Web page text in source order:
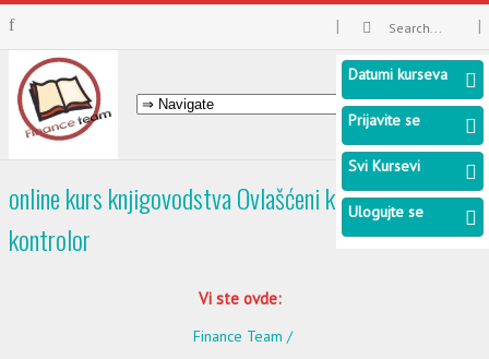
online kurs knjigovodstva Ovlašćeni knjigovodja –
kontrolor
Vi ste ovde:
Finance Team
Datumi kurseva
Prijavite se
Svi Kursevi
Ulogujte se